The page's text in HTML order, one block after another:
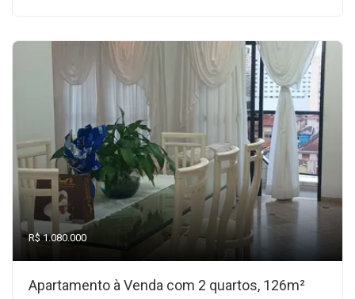
R$ 1.080.000
Apartamento à Venda com 2 quartos, 126m²